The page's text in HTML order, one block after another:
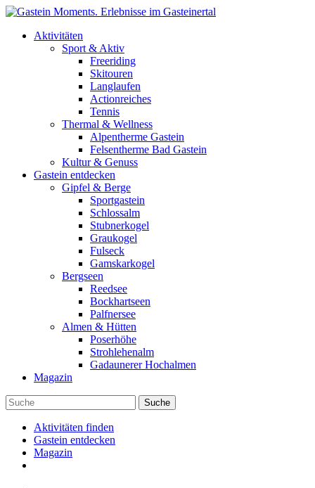
Direkt zum Inhalt
Aktivitäten
Sport & Aktiv
Freeriding
Skitouren
Langlaufen
Actionreiches
Tennis
Thermal & Wellness
Alpentherme Gastein
Felsentherme Bad Gastein
Kultur & Genuss
Gastein entdecken
Gipfel & Berge
Sportgastein
Schlossalm
Stubnerkogel
Graukogel
Fulseck
Gamskarkogel
Bergseen
Reedsee
Bockhartseen
Palfnersee
Almen & Hütten
Poserhöhe
Strohlehenalm
Gadaunerer Hochalmen
Magazin
Aktivitäten finden
Gastein entdecken
Magazin